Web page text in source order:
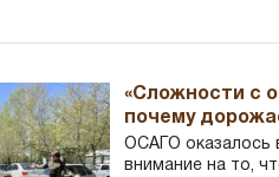
«Сложности с
почему
ОСАГО оказалось
внимание на то,